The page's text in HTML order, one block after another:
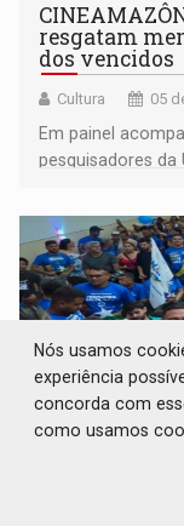
resgatam
dos vencidos
Cultura 05
Em painel
pesquisadores
memória como
Nós usamos
experiência
concorda com
como usamos